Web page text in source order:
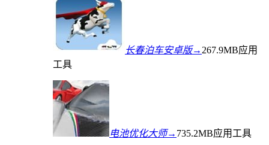
长春泊车安卓版→ 267.9MB应用
工具
电池优化大师→ 735.2MB应用工具